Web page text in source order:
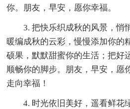
你。朋友，早安，愿你幸福。
3. 把快乐织成秋的风景，悄
暖编成秋的云彩，慢慢添加你的
硕果，默默甜蜜你的生活；把好
顺畅你的脚步。朋友，早安，愿
走向幸福！
4. 时光依旧美好，遥看鲜花